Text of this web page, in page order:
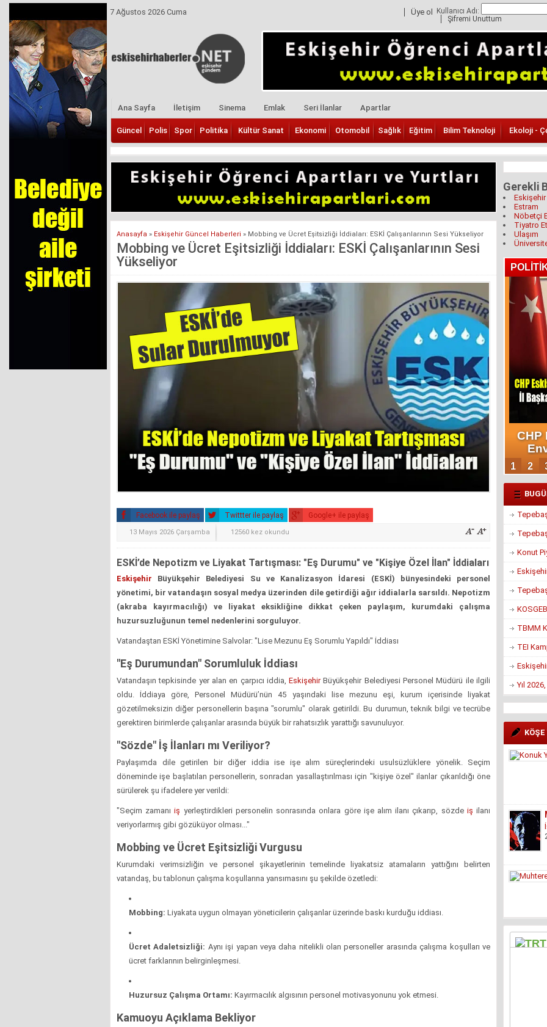
7 Ağustos 2026 Cuma Üye ol Kullanıcı Adı:
Şifremi Unuttum
Ana Sayfa İletişim Sinema Emlak Seri İlanlar Apartlar
Güncel Polis Spor Politika Kültür Sanat Ekonomi Otomobil Sağlık Eğitim Bilim Teknoloji Ekoloji -
Anasayfa » Eskişehir Güncel Haberleri » Mobbing ve Ücret Eşitsizliği İddiaları: ESKİ Çalışanlarının Sesi Yükseliyor
Mobbing ve Ücret Eşitsizliği İddiaları: ESKİ Çalışanlarının Sesi
Yükseliyor
Facebook ile paylaş Twittter ile paylaş Google+ ile paylaş
13 Mayıs 2026 Çarşamba 12560 kez okundu
ESKİ’de Nepotizm ve Liyakat Tartışması: "Eş Durumu" ve "Kişiye Özel İlan" İddiaları
Eskişehir Büyükşehir Belediyesi Su ve Kanalizasyon İdaresi (ESKİ) bünyesindeki personel
yönetimi, bir vatandaşın sosyal medya üzerinden dile getirdiği ağır iddialarla sarsıldı. Nepotizm
(akraba kayırmacılığı) ve liyakat eksikliğine dikkat çeken paylaşım, kurumdaki çalışma
huzursuzluğunun temel nedenlerini sorguluyor.
Vatandaştan ESKİ Yönetimine Salvolar: "Lise Mezunu Eş Sorumlu Yapıldı" İddiası
"Eş Durumundan" Sorumluluk İddiası
Vatandaşın tepkisinde yer alan en çarpıcı iddia,EskişehirBüyükşehir Belediyesi Personel Müdürü ile ilgili
oldu. İddiaya göre, Personel Müdürü’nün 45 yaşındaki lise mezunu eşi, kurum içerisinde liyakat
gözetilmeksizin diğer personellerin başına "sorumlu" olarak getirildi. Bu durumun, teknik bilgi ve tecrübe
gerektiren birimlerde çalışanlar arasında büyük bir rahatsızlık yarattığı savunuluyor.
"Sözde" İş İlanları mı Veriliyor?
Paylaşımda dile getirilen bir diğer iddia ise işe alım süreçlerindeki usulsüzlüklere yönelik. Seçim
döneminde işe başlatılan personellerin, sonradan yasallaştırılması için "kişiye özel" ilanlar çıkarıldığı öne
sürülerek şu ifadelere yer verildi:
"Seçim zamanı iş yerleştirdikleri personelin sonrasında onlara göre işe alım ilanı çıkarıp, sözdeişilanı
veriyorlarmış gibi gözüküyor olması..."
Mobbing ve Ücret Eşitsizliği Vurgusu
Kurumdaki verimsizliğin ve personel şikayetlerinin temelinde liyakatsiz atamaların yattığını belirten
vatandaş, bu tablonun çalışma koşullarına yansımasını şu şekilde özetledi:
Mobbing: Liyakata uygun olmayan yöneticilerin çalışanlar üzerinde baskı kurduğu iddiası.
Ücret Adaletsizliği: Aynı işi yapan veya daha nitelikli olan personeller arasında çalışma koşulları ve
ücret farklarının belirginleşmesi.
Huzursuz Çalışma Ortamı: Kayırmacılık algısının personel motivasyonunu yok etmesi.
Kamuoyu Açıklama Bekliyor
Gerekli
Estram
Nöbetçi
Tiyatro
Ulaşım
Konut
TBMM
TEI
Yıl